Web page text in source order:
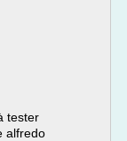
tester
alfredo